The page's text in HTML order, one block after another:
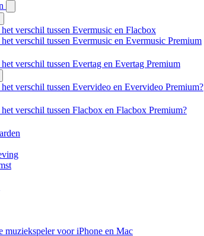
verschil tussen Evermusic en Flacbox
verschil tussen Evermusic en Evermusic Premium
verschil tussen Evertag en Evertag Premium
verschil tussen Evervideo en Evervideo Premium?
verschil tussen Flacbox en Flacbox Premium?
muziekspeler voor iPhone en Mac